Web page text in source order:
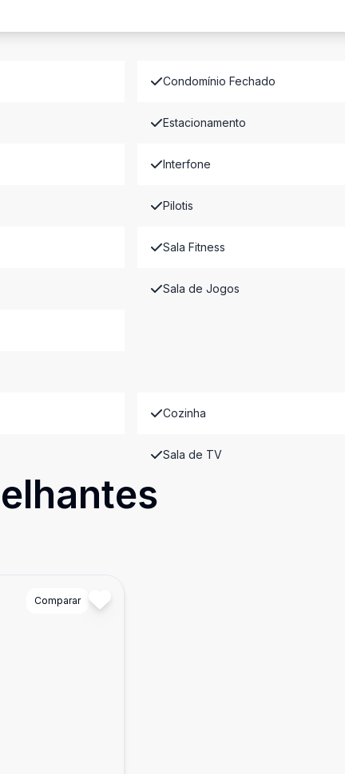
Condomínio Fechado
Estacionamento
Interfone
Pilotis
Sala Fitness
Sala de Jogos
Cozinha
Sala de TV
Comparar